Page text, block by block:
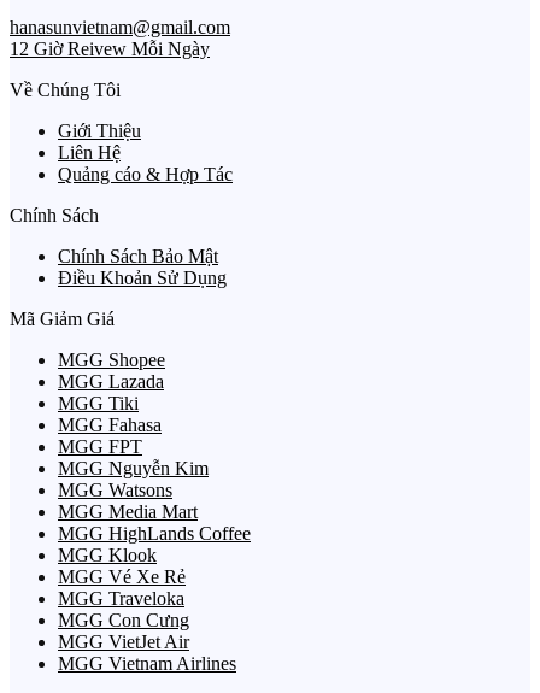
hanasunvietnam@gmail.com
12 Giờ Reivew Mỗi Ngày
Về Chúng Tôi
Giới Thiệu
Liên Hệ
Quảng cáo & Hợp Tác
Chính Sách
Chính Sách Bảo Mật
Điều Khoản Sử Dụng
Mã Giảm Giá
MGG Shopee
MGG Lazada
MGG Tiki
MGG Fahasa
MGG FPT
MGG Nguyễn Kim
MGG Watsons
MGG Media Mart
MGG HighLands Coffee
MGG Klook
MGG Vé Xe Rẻ
MGG Traveloka
MGG Con Cưng
MGG VietJet Air
MGG Vietnam Airlines